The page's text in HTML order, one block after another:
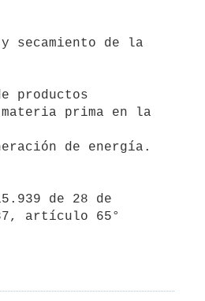
secamiento de la
productos
prima en la
artículo 65°